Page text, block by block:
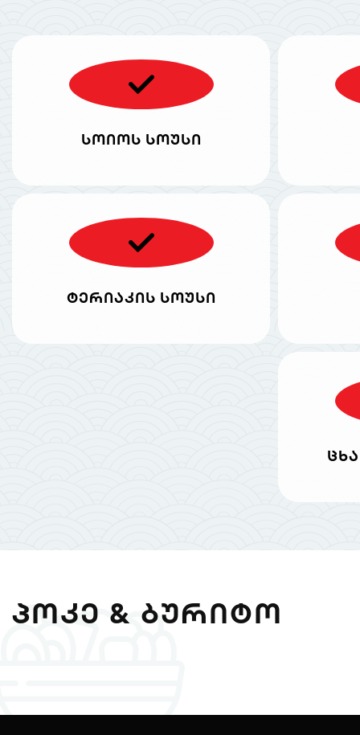
სოიოს სოუსი
ტერიაკის სოუსი
ᲞᲝᲙᲔ & ᲑᲣᲠᲘᲢᲝ